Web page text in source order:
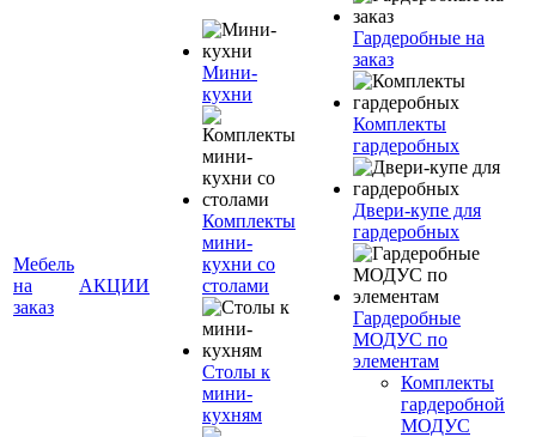
Мебель
на
заказ
АКЦИИ
Мини-
кухни
Комплекты
мини-
кухни со
столами
Столы к
мини-
кухням
Гардеробные на
заказ
Комплекты
гардеробных
Двери-купе для
гардеробных
Гардеробные
МОДУС по
элементам
Комплекты
гардеробной
МОДУС